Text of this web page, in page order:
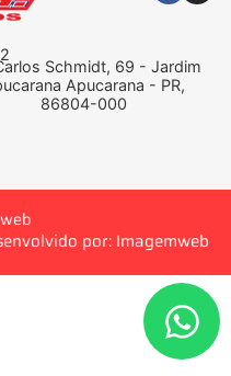
Schmidt, 69 - Jardim
Apucarana - PR,
86804-000
por: Imagemweb